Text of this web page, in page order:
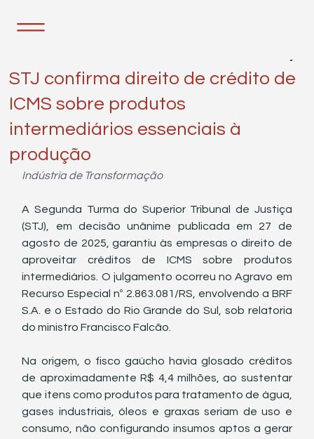
STJ confirma direito de crédito de
ICMS sobre produtos
intermediários essenciais à
produção
Indústria de Transformação
A Segunda Turma do Superior Tribunal de Justiça
(STJ), em decisão unânime publicada em 27 de
agosto de 2025, garantiu às empresas o direito de
aproveitar créditos de ICMS sobre produtos
intermediários. O julgamento ocorreu no Agravo em
Recurso Especial nº 2.863.081/RS, envolvendo a BRF
S.A. e o Estado do Rio Grande do Sul, sob relatoria
do ministro Francisco Falcão.
Na origem, o fisco gaúcho havia glosado créditos
de aproximadamente R$ 4,4 milhões, ao sustentar
que itens como produtos para tratamento de água,
gases industriais, óleos e graxas seriam de uso e
consumo, não configurando insumos aptos a gerar